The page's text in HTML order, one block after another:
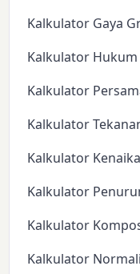
Kalkulator Gaya
Kalkulator
Kalkulator
Kalkulator
Kalkulator
Kalkulator
Kalkulator
Kalkulator